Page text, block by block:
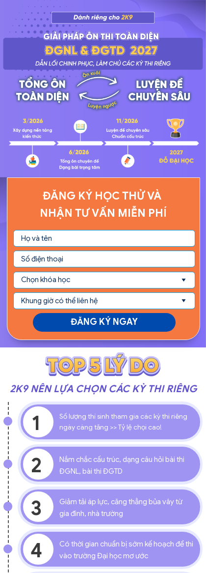
ĐĂNG KÝ HỌC THỬ VÀ
NHẬN TƯ VẤN MIỄN PHÍ
ĐĂNG KÝ NGAY
2K9 NÊN LỰA CHỌN CÁC KỲ THI RIÊNG
Số lượng thí sinh tham gia các kỳ thi riêng
ngày càng tăng >> Tỷ lệ chọi cao!
1
Nắm chắc cấu trúc, dạng câu hỏi bài thi
ĐGNL, bài thi ĐGTD
2
Giảm tải áp lực, căng thẳng bủa vây từ
gia đình, nhà trường
3
Có thời gian chuẩn bị sớm kế hoạch để thi
vào trường Đại học mơ ước
4